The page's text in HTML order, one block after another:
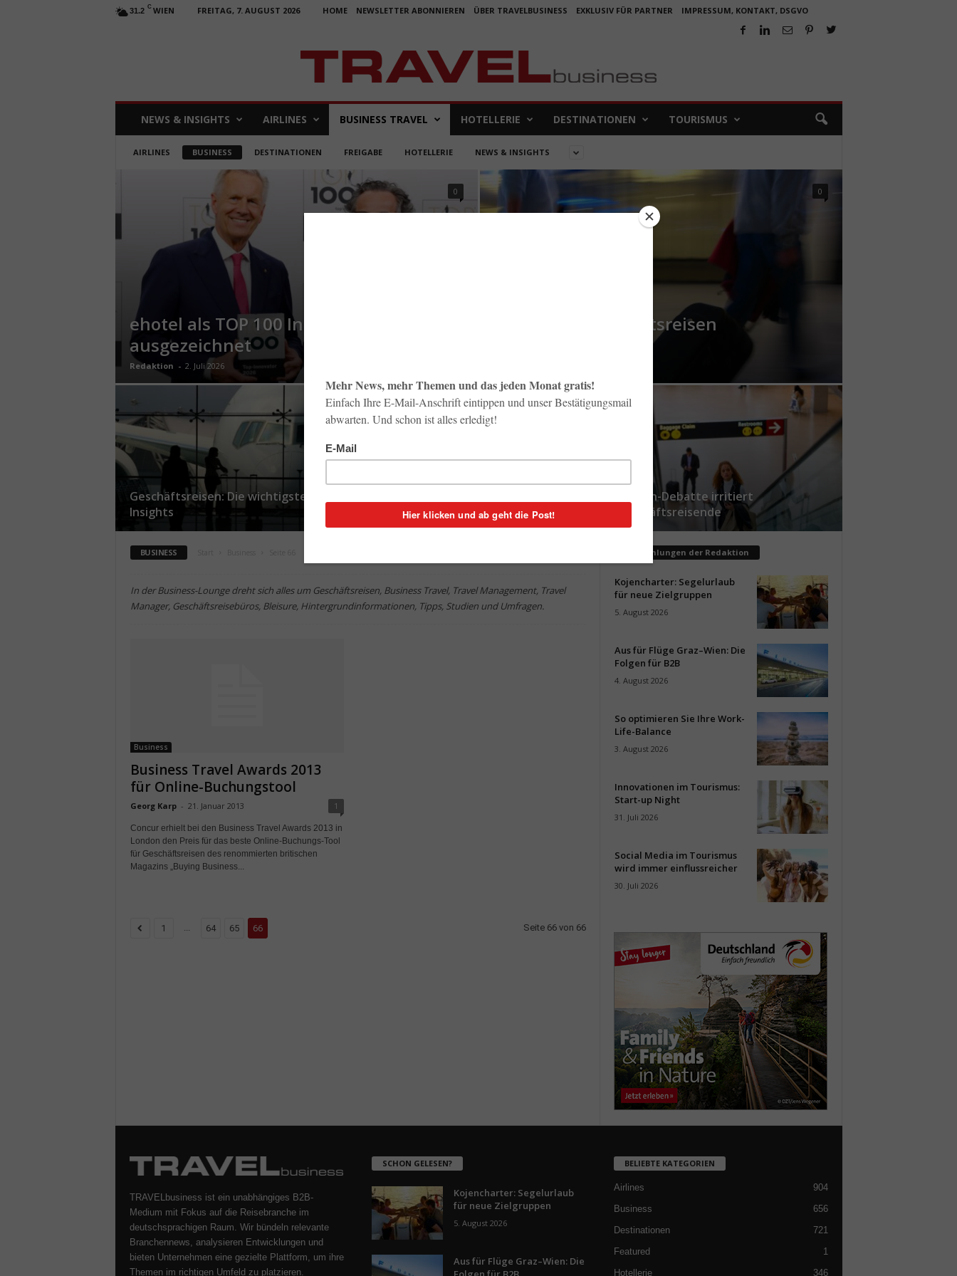
31.2 C WIEN FREITAG, 7. AUGUST 2026 HOME NEWSLETTER ABONNIEREN ÜBER TRAVELBUSINESS EXKLUSIV FÜR PARTNER IMPRESSUM, KONTAKT, DSGVO
A
u
i
NEWS & INSIGHTS AIRLINES BUSINESS TRAVEL HOTELLERIE DESTINATIONEN TOURISMUS
AIRLINES BUSINESS DESTINATIONEN FREIGABE HOTELLERIE NEWS & INSIGHTS
ehotel als TOP 100 Innovator
ausgezeichnet
Redaktion - 2. Juli 2026
0
Stress auf Geschäftsreisen
0
Geschäftsreisen: Die wichtigsten Key
Insights
Geschäftsreisen
Kerosin-Debatte irritiert
Geschäftsreisende
BUSINESS
In der Business-Lounge dreht sich alles um Geschäftsreisen, Business Travel, Travel Management, Travel
Manager, Geschäftsreisebüros, Bleisure, Hintergrundinformationen, Tipps, Studien und Umfragen.
Business
Business Travel Awards 2013
für Online-Buchungstool
Georg Karp - 21. Januar 2013 1
Concur erhielt bei den Business Travel Awards 2013 in
London den Preis für das beste Online-Buchungs-Tool
für Geschäftsreisen des renommierten britischen
Magazins „Buying Business...
1 ... 64 65 66 Seite 66 von 66
Empfehlungen der Redaktion
Kojencharter: Segelurlaub
für neue Zielgruppen
5. August 2026
Aus für Flüge Graz–Wien: Die
Folgen für B2B
4. August 2026
So optimieren Sie Ihre Work-
Life-Balance
3. August 2026
Innovationen im Tourismus:
Start-up Night
31. Juli 2026
Social Media im Tourismus
wird immer einflussreicher
30. Juli 2026
TRAVELbusiness ist ein unabhängiges B2B-
Medium mit Fokus auf die Reisebranche im
deutschsprachigen Raum. Wir bündeln relevante
Branchennews, analysieren Entwicklungen und
bieten Unternehmen eine gezielte Plattform, um ihre
Themen im richtigen Umfeld zu platzieren.
SCHON GELESEN?
Kojencharter: Segelurlaub
für neue Zielgruppen
5. August 2026
Aus für Flüge Graz–Wien: Die
BELIEBTE KATEGORIEN
Airlines
904
Business
656
Destinationen
721
Featured
1
Hotellerie
346